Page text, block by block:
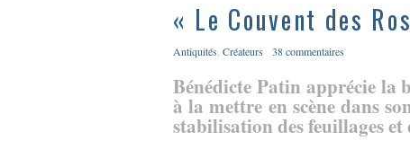
« Le Couvent des
Antiquités Créateurs 38 commentaires
Bénédicte Patin apprécie la
à la mettre en scène dans
stabilisation des feuillages et